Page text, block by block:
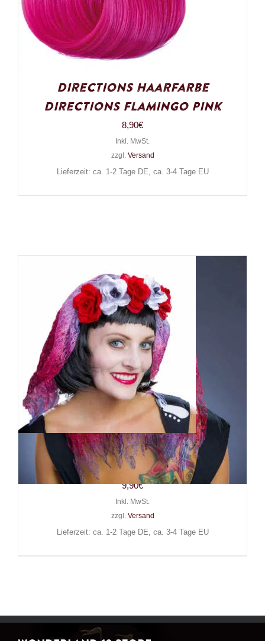
Directions Haarfarbe
Directions Flamingo Pink
8,90€
Inkl. MwSt.
zzgl. Versand
Lieferzeit: ca. 1-2 Tage DE, ca. 3-4 Tage EU
Mad Moonshine Haarreif Dead
Flowers
9,90€
Inkl. MwSt.
zzgl. Versand
Lieferzeit: ca. 1-2 Tage DE, ca. 3-4 Tage EU